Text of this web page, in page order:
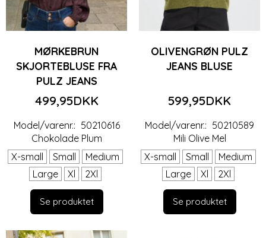
MØRKEBRUN
SKJORTEBLUSE FRA
PULZ JEANS
499,95DKK
Model/varenr.: 50210616
Chokolade Plum
X-small
Small
Medium
Large
Xl 2Xl
Se produktet
OLIVENGRØN PULZ
JEANS BLUSE
599,95DKK
Model/varenr.: 50210589
Mili Olive Mel
X-small
Small
Medium
Large
Xl 2Xl
Se produktet